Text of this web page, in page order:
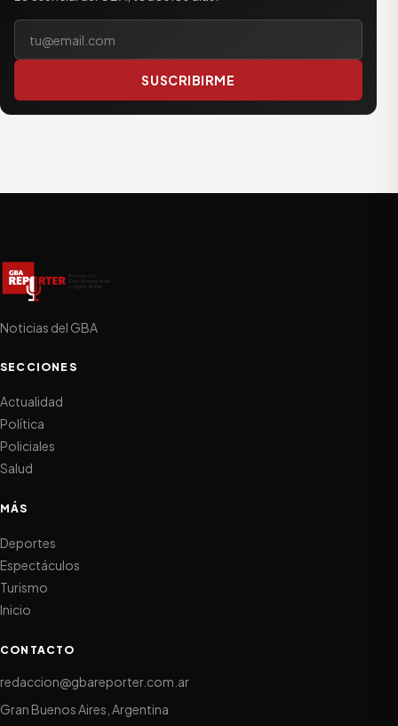
Tu correo electrónico
SUSCRIBIRME
Noticias del GBA
SECCIONES
Actualidad
Política
Policiales
Salud
MÁS
Deportes
Espectáculos
Turismo
Inicio
CONTACTO
redaccion@gbareporter.com.ar
Gran Buenos Aires, Argentina